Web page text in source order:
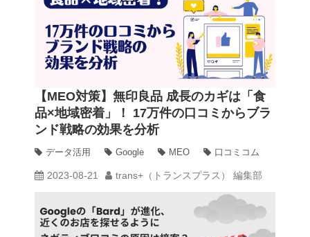
【MEO対策】無印良品 成長のカギは「食
品×地域密着」！ 17万件の口コミからブラ
ンド戦略の効果を分析
データ活用 Google MEO 口コミコム
2023-08-21 trans+（トランスプラス） 編集部